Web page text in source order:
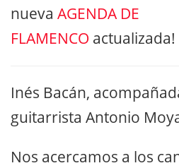
nueva AGENDA DE
FLAMENCO actualizada!
Inés Bacán,
guitarrista Antonio
Nos acercamos a los